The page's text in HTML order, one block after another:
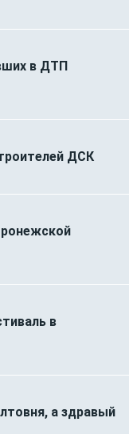
в ДТП
ДСК
в
а здравый